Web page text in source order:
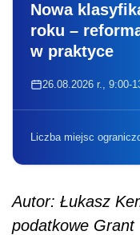
Nowa
roku –
w praktyce
26.08.2026 r., 9:00-
Liczba miejsc
Autor: Łukasz
podatkowe Grant